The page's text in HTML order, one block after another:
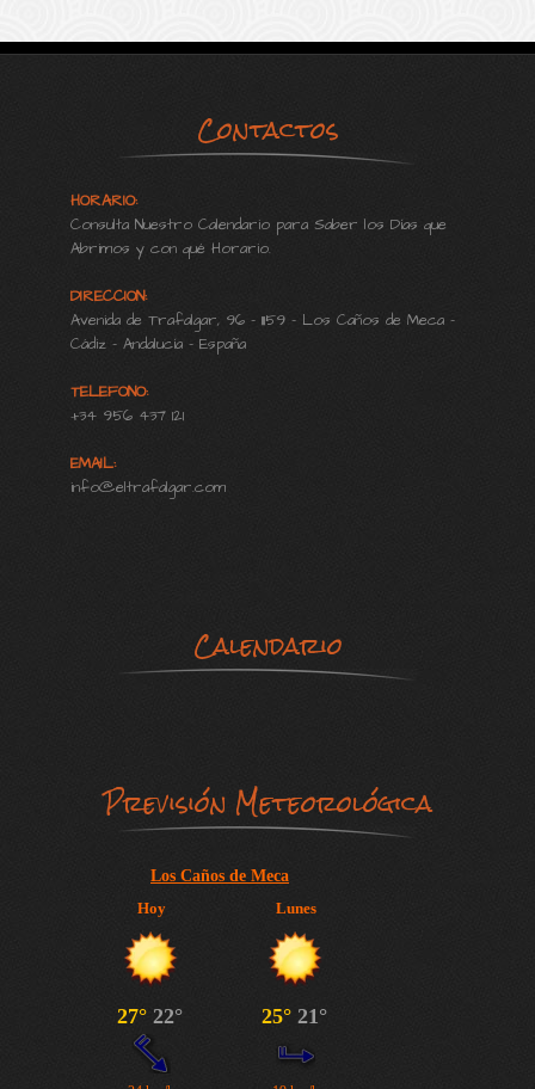
Contactos
HORARIO:
Consulta Nuestro Calendario para Saber los Días que
Abrimos y con qué Horario.
DIRECCION:
Avenida de Trafalgar, 96 - 11159 - Los Caños de Meca -
Cádiz - Andalucía - España
TELEFONO:
+34 956 437 121
EMAIL:
info@eltrafalgar.com
Calendario
Previsión Meteorológica
Los Caños de Meca